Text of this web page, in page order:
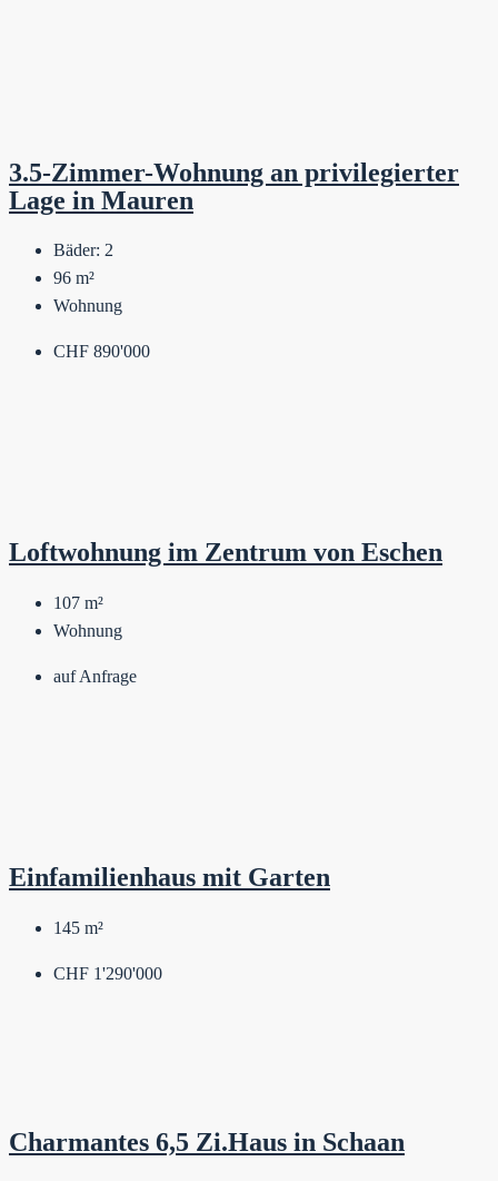
3.5-Zimmer-Wohnung an privilegierter
Lage in Mauren
Bäder: 2
96 m²
Wohnung
CHF 890'000
Loftwohnung im Zentrum von Eschen
107 m²
Wohnung
auf Anfrage
Einfamilienhaus mit Garten
145 m²
CHF 1'290'000
Charmantes 6,5 Zi.Haus in Schaan